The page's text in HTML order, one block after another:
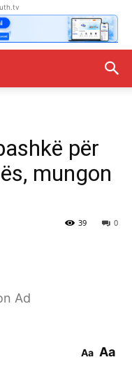
për
mungon
0
39
Ad
Aa Aa